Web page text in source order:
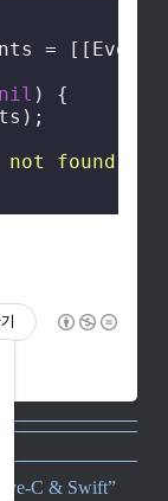
=
nil ) {
not found"
C & Swift”